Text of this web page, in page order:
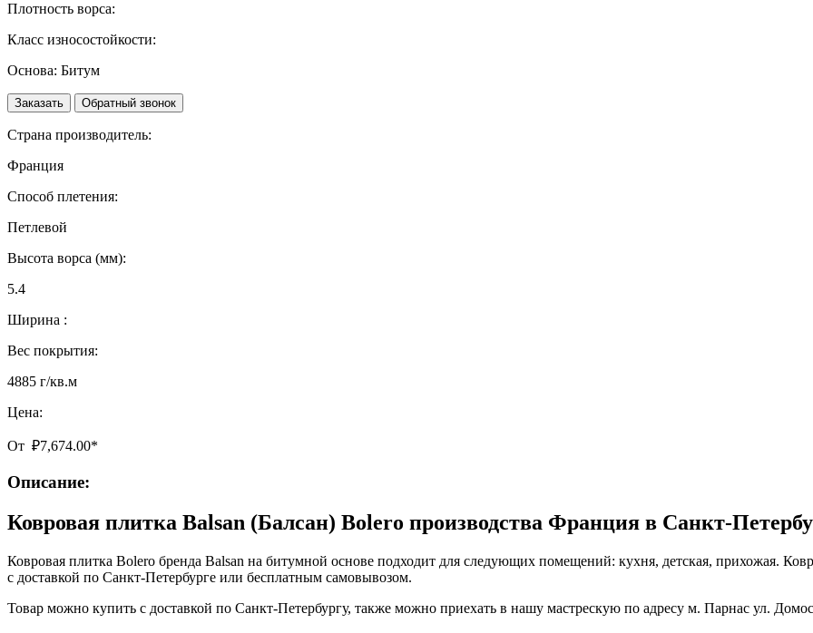
Плотность ворса:
Класс износостойкости:
Основа: Битум
Заказать Обратный звонок
Страна производитель:
Франция
Способ плетения:
Петлевой
Высота ворса (мм):
5.4
Ширина :
Вес покрытия:
4885 г/кв.м
Цена:
От ₽7,674.00*
Описание:
Ковровая плитка Balsan (Балсан) Bolero производства Франция в Санкт-
Ковровая плитка Bolero бренда Balsan на битумной основе подходит для следующих помещений: кухня, детская, прихожая.
с доставкой по Санкт-Петербурге или бесплатным самовывозом.
Товар можно купить с доставкой по Санкт-Петербургу, также можно приехать в нашу мастрескую по адресу м. Парнас ул.